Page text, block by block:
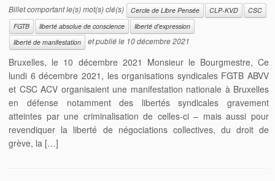
Billet comportant le(s) mot(s) clé(s) Cercle de Libre Pensée CLP-KVD
CSC
FGTB
liberté absolue de conscience
liberté d'expression
liberté de manifestation
et publié le 10 décembre 2021
Bruxelles, le 10 décembre 2021 Monsieur le Bourgmestre, Ce
lundi 6 décembre 2021, les organisations syndicales FGTB ABVV
et CSC ACV organisaient une manifestation nationale à Bruxelles
en défense notamment des libertés syndicales gravement
atteintes par une criminalisation de celles-ci – mais aussi pour
revendiquer la liberté de négociations collectives, du droit de
grève, la […]